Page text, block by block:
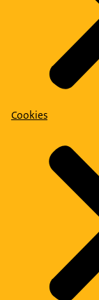
Cookies